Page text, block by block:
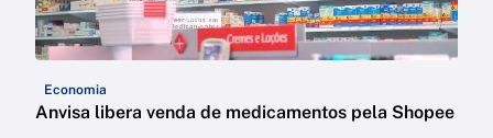
Economia
Anvisa libera venda de medicamentos pela Shopee